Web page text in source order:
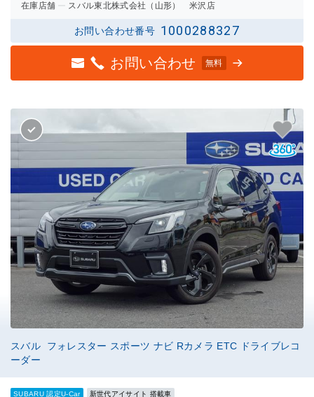
在庫店舗 スバル東北株式会社（山形） 米沢店
お問い合わせ番号 1000288327
お問い合わせ 無料
スバル フォレスター スポーツ ナビ Rカメラ ETC ドライブレコ
ーダー
SUBARU 認定U-Car 新世代アイサイト 搭載車